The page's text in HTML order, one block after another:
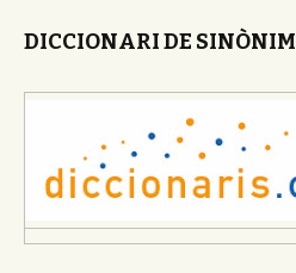
DICCIONARI DE